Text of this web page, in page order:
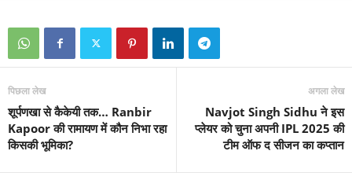
पिछला लेख
शूर्पणखा से कैकेयी तक… Ranbir
Kapoor की रामायण में कौन निभा रहा
किसकी भूमिका?
अगला लेख
Navjot Singh Sidhu ने इस
प्‍लेयर को चुना अपनी IPL 2025 की
टीम ऑफ द सीजन का कप्तान